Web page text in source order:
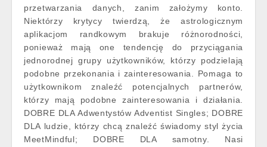
przetwarzania danych, zanim założymy konto.
Niektórzy krytycy twierdzą, że astrologicznym
aplikacjom randkowym brakuje różnorodności,
ponieważ mają one tendencję do przyciągania
jednorodnej grupy użytkowników, którzy podzielają
podobne przekonania i zainteresowania. Pomaga to
użytkownikom znaleźć potencjalnych partnerów,
którzy mają podobne zainteresowania i działania.
DOBRE DLA Adwentystów Adventist Singles; DOBRE
DLA ludzie, którzy chcą znaleźć świadomy styl życia
MeetMindful; DOBRE DLA samotny. Nasi